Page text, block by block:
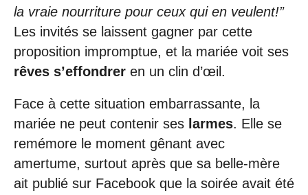
la vraie nourriture pour ceux qui en veulent!”
Les invités se laissent gagner par cette
proposition impromptue, et la mariée voit ses
rêves s’effondrer en un clin d’œil.
Face à cette situation embarrassante, la
mariée ne peut contenir ses larmes. Elle se
remémore le moment gênant avec
amertume, surtout après que sa belle-mère
ait publié sur Facebook que la soirée avait été